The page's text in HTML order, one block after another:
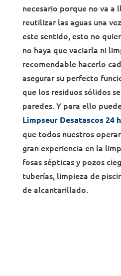
necesario porque no va a
reutilizar las aguas una
este sentido, esto no
no haya que vaciarla ni
recomendable hacerlo
asegurar su perfecto
que los residuos sólidos
paredes. Y para ello
Limpseur Desatascos 24
que todos nuestros
gran experiencia en la
fosas sépticas y pozos
tuberías, limpieza de
de alcantarillado.